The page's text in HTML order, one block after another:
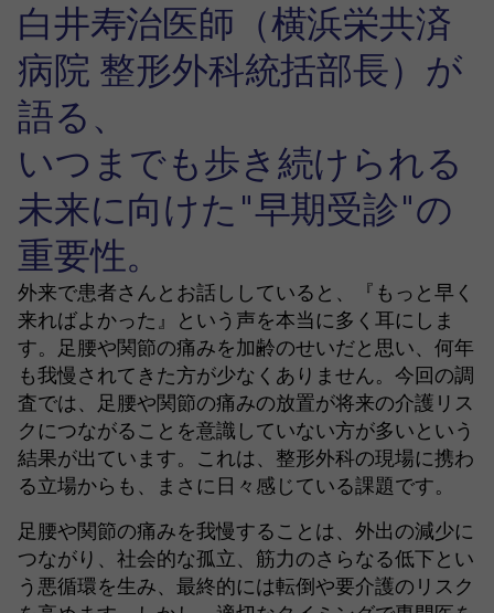
白井寿治医師（横浜栄共済
病院 整形外科統括部長）が
語る、
いつまでも歩き続けられる
未来に向けた"早期受診"の
重要性。
外来で患者さんとお話ししていると、『もっと早く
来ればよかった』という声を本当に多く耳にしま
す。足腰や関節の痛みを加齢のせいだと思い、何年
も我慢されてきた方が少なくありません。今回の調
査では、足腰や関節の痛みの放置が将来の介護リス
クにつながることを意識していない方が多いという
結果が出ています。これは、整形外科の現場に携わ
る立場からも、まさに日々感じている課題です。
足腰や関節の痛みを我慢することは、外出の減少に
つながり、社会的な孤立、筋力のさらなる低下とい
う悪循環を生み、最終的には転倒や要介護のリスク